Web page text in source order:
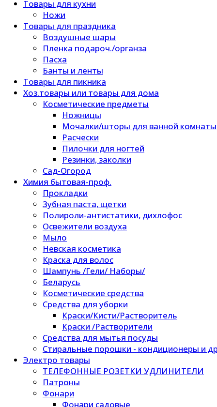
Товары для кухни
Ножи
Товары для праздника
Воздушные шары
Пленка подароч./органза
Пасха
Банты и ленты
Товары для пикника
Хоз.товары или товары для дома
Косметические предметы
Ножницы
Мочалки/шторы для ванной комнаты
Расчески
Пилочки для ногтей
Резинки, заколки
Сад-Огород
Химия бытовая-проф.
Прокладки
Зубная паста, щетки
Полироли-антистатики, дихлофос
Освежители воздуха
Мыло
Невская косметика
Краска для волос
Шампунь /Гели/ Наборы/
Беларусь
Косметические средства
Средства для уборки
Краски/Кисти/Растворитель
Краски /Растворители
Средства для мытья посуды
Стиральные порошки - кондиционеры и
Электро товары
ТЕЛЕФОННЫЕ РОЗЕТКИ УДЛИНИТЕЛИ
Патроны
Фонари
Фонари садовые